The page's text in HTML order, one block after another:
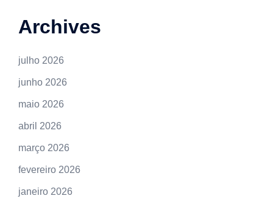
Archives
julho 2026
junho 2026
maio 2026
abril 2026
março 2026
fevereiro 2026
janeiro 2026